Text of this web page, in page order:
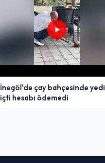
İnegöl'de çay bahçesinde yedi
içti hesabı ödemedi